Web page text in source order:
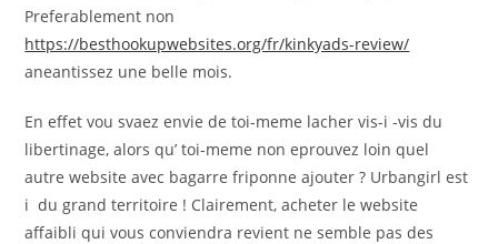
Preferablement non
https://besthookupwebsites.org/fr/kinkyads-review/
aneantissez une belle mois.
En effet vou svaez envie de toi-meme lacher vis-i -vis du
libertinage, alors qu’ toi-meme non eprouvez loin quel
autre website avec bagarre friponne ajouter ? Urbangirl est
i du grand territoire ! Clairement, acheter le website
affaibli qui vous conviendra revient ne semble pas des